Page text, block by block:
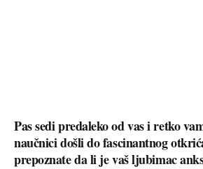
Pas sedi predaleko od vas i retko
naučnici došli do fascinantnog
prepoznate da li je vaš ljubimac